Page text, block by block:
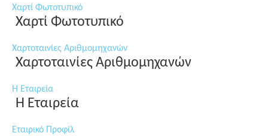
Χαρτί Φωτοτυπικό
Χαρτί Φωτοτυπικό
Χαρτοταινίες Αριθμομηχανών
Χαρτοταινίες Αριθμομηχανών
Η Εταιρεία
Η Εταιρεία
Εταιρικό Προφίλ